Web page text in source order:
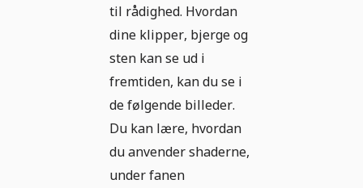
til rådighed. Hvordan
dine klipper, bjerge og
sten kan se ud i
fremtiden, kan du se i
de følgende billeder.
Du kan lære, hvordan
du anvender shaderne,
under fanen